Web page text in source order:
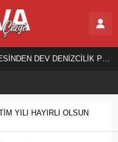
DEV DENİZCİLİK PROJESİ!
YILI HAYIRLI OLSUN